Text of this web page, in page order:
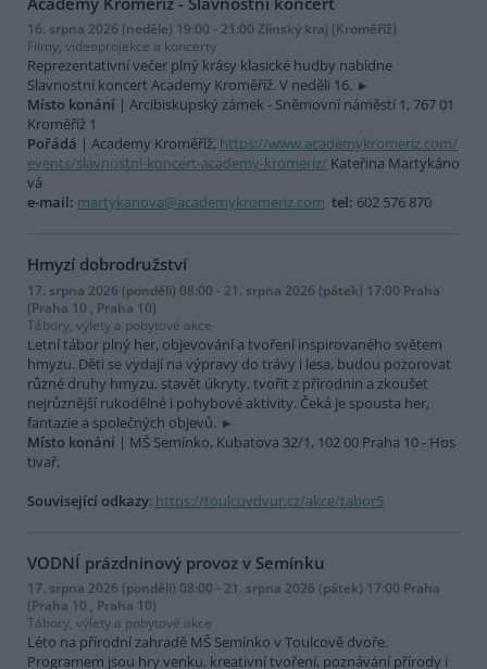
16. srpna 2026 (neděle) 19:00 - 21:00 Zlínský kraj (Kroměříž)
Filmy, videoprojekce a koncerty
Reprezentativní večer plný krásy klasické hudby nabídne
Slavnostní koncert Academy Kroměříž. V neděli 16.
Místo konání | Arcibiskupský zámek - Sněmovní náměstí 1, 767 01
Kroměříž 1
Pořádá | Academy Kroměříž, https://www.academykromeriz.com/
events/slavnostni-koncert-academy-kromeriz/ Kateřina Martykáno
vá
e-mail: martykanova@academykromeriz.com tel: 602 576 870
Hmyzí dobrodružství
17. srpna 2026 (pondělí) 08:00 - 21. srpna 2026 (pátek) 17:00 Praha
(Praha 10 , Praha 10)
Tábory, výlety a pobytové akce
Letní tábor plný her, objevování a tvoření inspirovaného světem
hmyzu. Děti se vydají na výpravy do trávy i lesa, budou pozorovat
různé druhy hmyzu, stavět úkryty, tvořit z přírodnin a zkoušet
nejrůznější rukodělné i pohybové aktivity. Čeká je spousta her,
fantazie a společných objevů.
Místo konání | MŠ Semínko, Kubatova 32/1, 102 00 Praha 10 - Hos
tivař.
Související odkazy: https://toulcuvdvur.cz/akce/tabor5
VODNÍ prázdninový provoz v Semínku
17. srpna 2026 (pondělí) 08:00 - 21. srpna 2026 (pátek) 17:00 Praha
(Praha 10 , Praha 10)
Tábory, výlety a pobytové akce
Léto na přírodní zahradě MŠ Semínko v Toulcově dvoře.
Programem jsou hry venku, kreativní tvoření, poznávání přírody i